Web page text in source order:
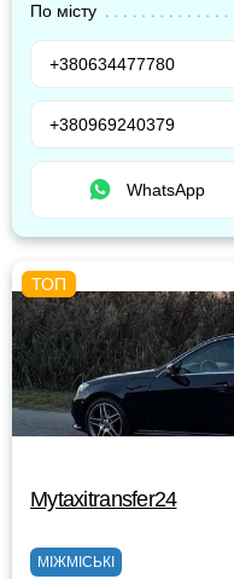
По місту
+380634477780
+380969240379
WhatsApp
Mytaxitransfer24
МІЖМІСЬКІ